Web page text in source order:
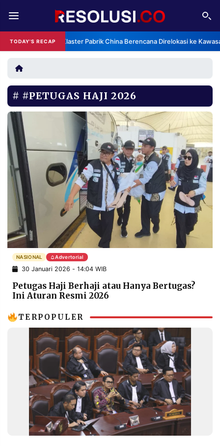
TODAY'S RECAP Klaster Pabrik China Berencana Direlokasi ke
REDAKSI TENTANG
RESOLUSI IKLAN
RUBRIKASI
EDITORIAL AKSARA
FINANSIA PERSONA
DAERAH NASIONAL
MANCA SPORT
INFORMASI
PRIVACY
POLICY
BERITA
WARGA
INFORMASI
IKLAN
KIRIM
TULISAN
PENGADUAN TERM
SERVICE
IKUTI
#PETUGAS HAJI 2026
NASIONAL Advertorial
30 Januari 2026 - 14:04 WIB
Petugas Haji Berhaji atau Hanya Bertugas?
Ini Aturan Resmi 2026
TERPOPULER